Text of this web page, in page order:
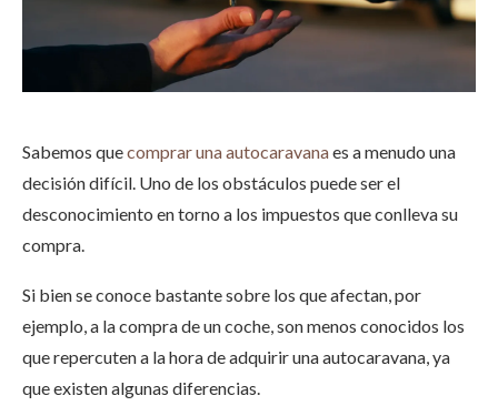
Sabemos quecomprar una autocaravanaes a menudo una
decisión difícil. Uno de los obstáculos puede ser el
desconocimiento en torno a los impuestos que conlleva su
compra.
Si bien se conoce bastante sobre los que afectan, por
ejemplo, a la compra de un coche, son menos conocidos los
que repercuten a la hora de adquirir una autocaravana, ya
que existen algunas diferencias.